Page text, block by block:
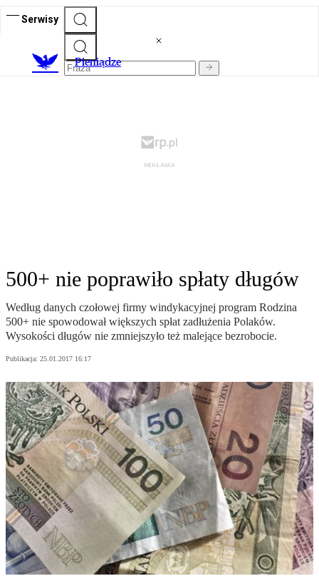
Serwisy
Pieniądze
500+ nie poprawiło spłaty długów
Według danych czołowej firmy windykacyjnej program Rodzina
500+ nie spowodował większych spłat zadłużenia Polaków.
Wysokości długów nie zmniejszyło też malejące bezrobocie.
Publikacja: 25.01.2017 16:17